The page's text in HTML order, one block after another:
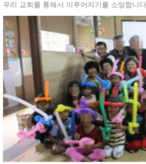
우리 교회를 통해서 이루어지기를 소망합니다.